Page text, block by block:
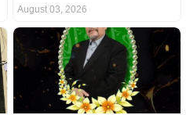
August 03, 2026